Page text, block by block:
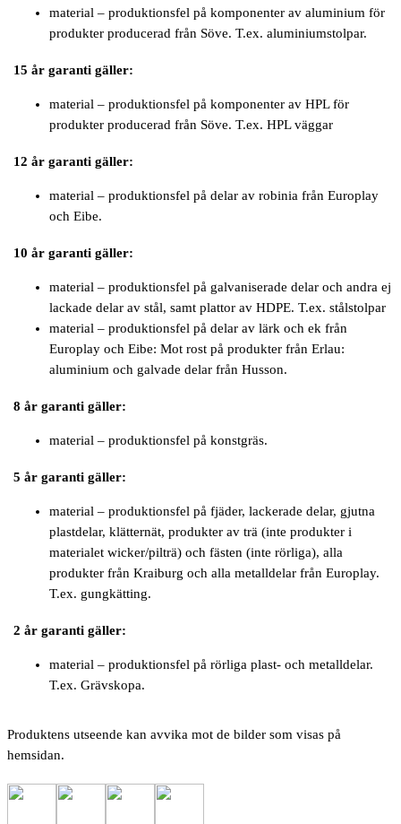
material – produktionsfel på komponenter av aluminium för
produkter producerad från Söve. T.ex. aluminiumstolpar.
15 år garanti gäller:
material – produktionsfel på komponenter av HPL för
produkter producerad från Söve. T.ex. HPL väggar
12 år garanti gäller:
material – produktionsfel på delar av robinia från Europlay
och Eibe.
10 år garanti gäller:
material – produktionsfel på galvaniserade delar och andra ej
lackade delar av stål, samt plattor av HDPE. T.ex. stålstolpar
material – produktionsfel på delar av lärk och ek från
Europlay och Eibe: Mot rost på produkter från Erlau:
aluminium och galvade delar från Husson.
8 år garanti gäller:
material – produktionsfel på konstgräs.
5 år garanti gäller:
material – produktionsfel på fjäder, lackerade delar, gjutna
plastdelar, klätternät, produkter av trä (inte produkter i
materialet wicker/pilträ) och fästen (inte rörliga), alla
produkter från Kraiburg och alla metalldelar från Europlay.
T.ex. gungkätting.
2 år garanti gäller:
material – produktionsfel på rörliga plast- och metalldelar.
T.ex. Grävskopa.
Produktens utseende kan avvika mot de bilder som visas på
hemsidan.